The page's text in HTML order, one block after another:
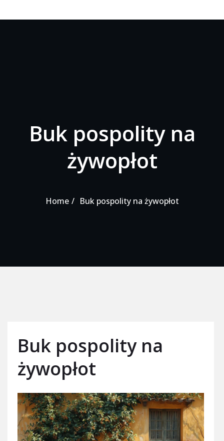
Buk pospolity na
żywopłot
Home Buk pospolity na żywopłot
Buk pospolity na
żywopłot